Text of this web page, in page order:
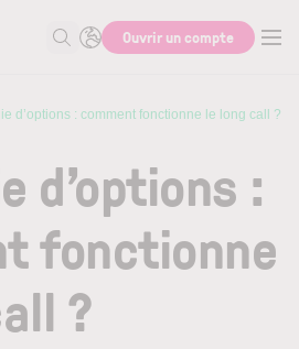
RechercheOuvrir un compte
d’options : comment fonctionne le long call ?
d’options :
fonctionne
?